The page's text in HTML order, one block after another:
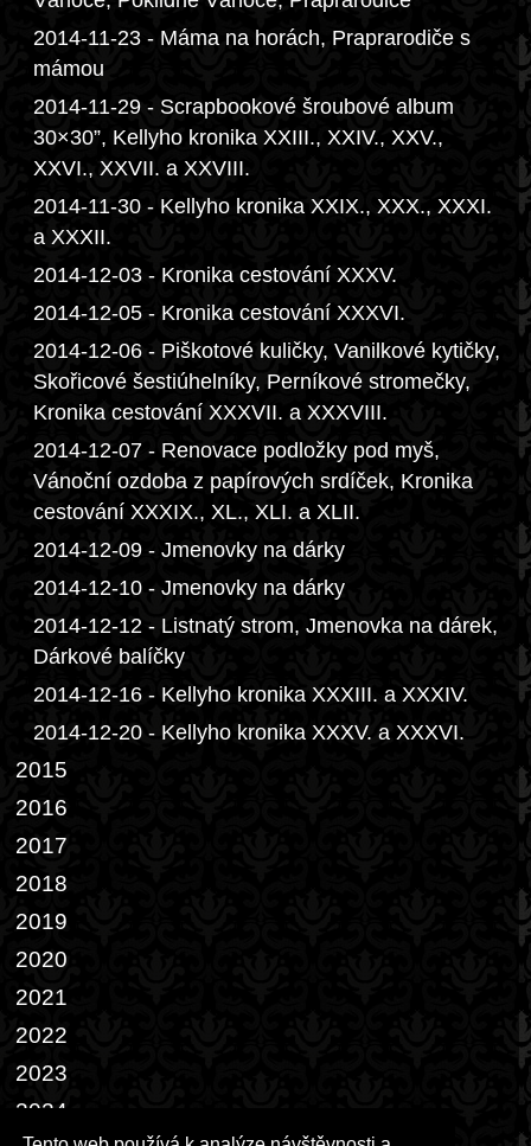
2014-11-23 - Máma na horách, Praprarodiče s
mámou
2014-11-29 - Scrapbookové šroubové album
30×30”, Kellyho kronika XXIII., XXIV., XXV.,
XXVI., XXVII. a XXVIII.
2014-11-30 - Kellyho kronika XXIX., XXX., XXXI.
a XXXII.
2014-12-03 - Kronika cestování XXXV.
2014-12-05 - Kronika cestování XXXVI.
2014-12-06 - Piškotové kuličky, Vanilkové kytičky,
Skořicové šestiúhelníky, Perníkové stromečky,
Kronika cestování XXXVII. a XXXVIII.
2014-12-07 - Renovace podložky pod myš,
Vánoční ozdoba z papírových srdíček, Kronika
cestování XXXIX., XL., XLI. a XLII.
2014-12-09 - Jmenovky na dárky
2014-12-10 - Jmenovky na dárky
2014-12-12 - Listnatý strom, Jmenovka na dárek,
Dárkové balíčky
2014-12-16 - Kellyho kronika XXXIII. a XXXIV.
2014-12-20 - Kellyho kronika XXXV. a XXXVI.
2015
2016
2017
2018
2019
2020
2021
2022
2023
2024